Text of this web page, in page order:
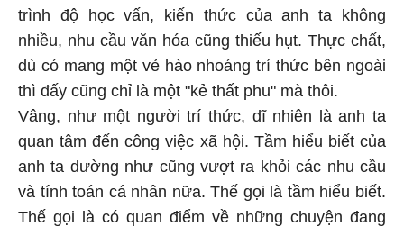
trình độ học vấn, kiến thức của anh ta không
nhiều, nhu cầu văn hóa cũng thiếu hụt. Thực chất,
dù có mang một vẻ hào nhoáng trí thức bên ngoài
thì đấy cũng chỉ là một "kẻ thất phu" mà thôi.
Vâng, như một người trí thức, dĩ nhiên là anh ta
quan tâm đến công việc xã hội. Tầm hiểu biết của
anh ta dường như cũng vượt ra khỏi các nhu cầu
và tính toán cá nhân nữa. Thế gọi là tầm hiểu biết.
Thế gọi là có quan điểm về những chuyện đang